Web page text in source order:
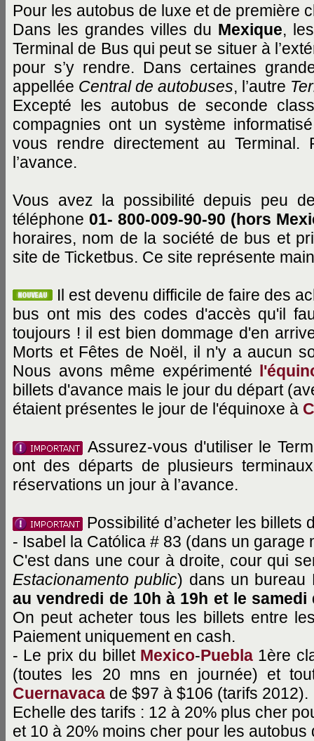
Pour les autobus de luxe et de première
Dans les grandes villes du Mexique,
Terminal de Bus qui peut se situer à
pour s’y rendre. Dans certaines
appellée Central de autobuses, l’autre
Excepté les autobus de seconde
compagnies ont un système
vous rendre directement au
l’avance.
Vous avez la possibilité depuis peu
téléphone 01- 800-009-90-90 (hors
horaires, nom de la société de bus et
site de Ticketbus. Ce site représente
Il est devenu difficile de faire des
bus ont mis des codes d'accès qu'il
toujours ! il est bien dommage d'en
Morts et Fêtes de Noël, il n'y a aucun
Nous avons même expérimenté
billets d'avance mais le jour du départ
étaient présentes le jour de l'équinoxe à
Assurez-vous d'utiliser le
ont des départs de plusieurs
réservations un jour à l’avance.
Possibilité d’acheter les
- Isabel la Católica # 83 (dans un garage
C'est dans une cour à droite, cour qui
Estacionamento public) dans un bureau
au vendredi de 10h à 19h et le
On peut acheter tous les billets entre
Paiement uniquement en cash.
- Le prix du billet Mexico-Puebla1ère
(toutes les 20 mns en journée) et
Cuernavaca de $97 à $106 (tarifs 2012).
Echelle des tarifs : 12 à 20% plus cher
et 10 à 20% moins cher pour les